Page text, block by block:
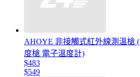
AHOYE 非接觸式紅外線測溫槍
度槍 電子溫度計)
$483
$549